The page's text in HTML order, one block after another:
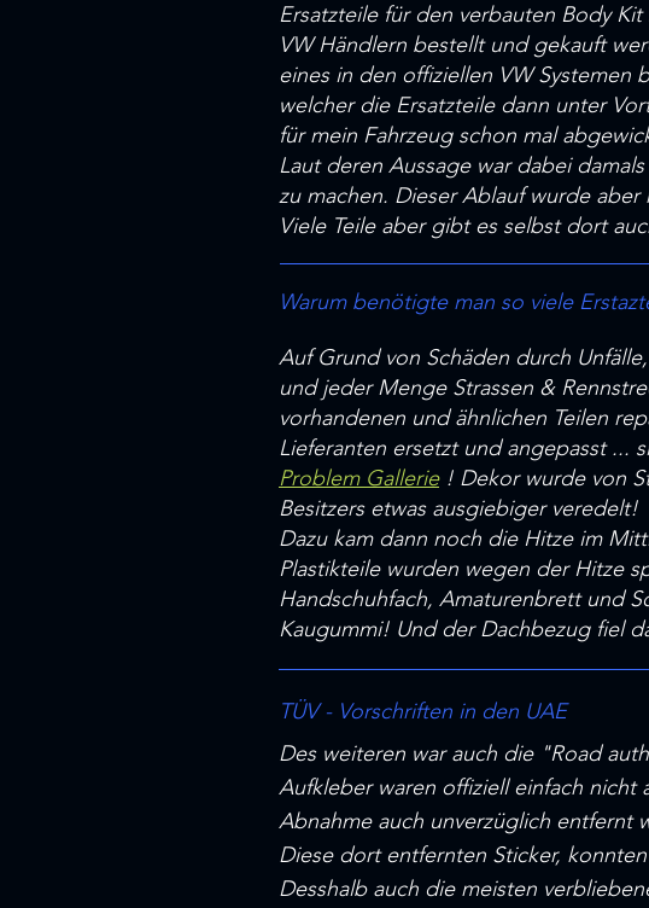
Ersatzteile für den verbauten Body
VW Händlern bestellt und gekauft
eines in den offiziellen VW Systemen
welcher die Ersatzteile dann unter
für mein Fahrzeug schon mal
Laut deren Aussage war dabei
zu machen. Dieser Ablauf wurde
Viele Teile aber gibt es selbst dort
Warum benötigte man so viele
Auf Grund von Schäden durch
und jeder Menge Strassen &
vorhandenen und ähnlichen Teilen
Lieferanten ersetzt und angepasst ...
Problem Gallerie! Dekor wurde von
Besitzers etwas ausgiebiger veredelt!
Dazu kam dann noch die Hitze im
Plastikteile wurden wegen der Hitze
Handschuhfach, Amaturenbrett und
Kaugummi! Und der Dachbezug fiel
TÜV - Vorschriften in den UAE
Des weiteren war auch die "Road
Aufkleber waren offiziell einfach nicht
Abnahme auch unverzüglich entfernt
Diese dort entfernten Sticker,
Desshalb auch die meisten